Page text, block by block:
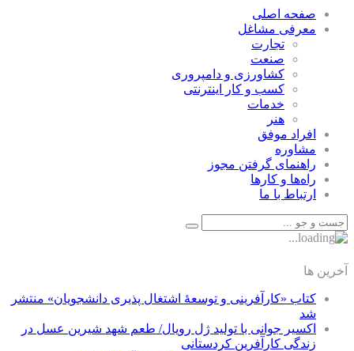
صفحه اصلی
معرفی مشاغل
تجارت
صنعت
كشاورزی و دامپروری
كسب و كار اينترنتی
خدمات
هنر
افراد موفق
مشاوره
راهنمای گرفتن مجوز
راه‌ها و كارها
ارتباط با ما
آخرین ها
کتاب «کارآفرینی و توسعۀ اشتغال پذیری دانشجویان» منتشر
شد
اکسیر جوانی با تولید ژل رویال/ طعم شهد شیرین عسل‌ در
زندگی کارآفرین کردستانی